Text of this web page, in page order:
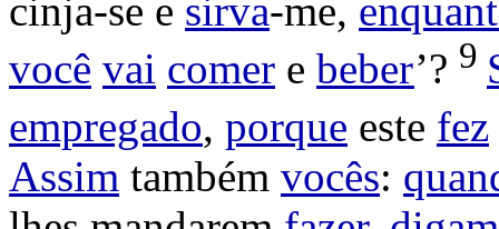
cinja-se e sirva-me,
você vai comer e beber’? 9
empregado, porque este fez
Assim também vocês: